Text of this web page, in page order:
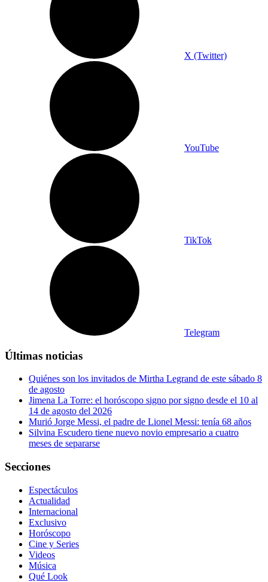
X (Twitter)
YouTube
TikTok
Telegram
Últimas noticias
Quiénes son los invitados de Mirtha Legrand de este sábado 8
de agosto
Jimena La Torre: el horóscopo signo por signo desde el 10 al
14 de agosto del 2026
Murió Jorge Messi, el padre de Lionel Messi: tenía 68 años
Silvina Escudero tiene nuevo novio empresario a cuatro
meses de separarse
Secciones
Espectáculos
Actualidad
Internacional
Exclusivo
Horóscopo
Cine y Series
Videos
Música
Qué Look